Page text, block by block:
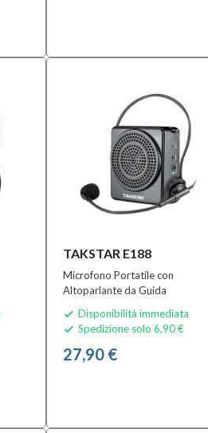
TAKSTAR E188
Microfono Portatile con
Altoparlante da Guida
 Disponibilità immediata
 Spedizione solo 6,90 €
27,90 €